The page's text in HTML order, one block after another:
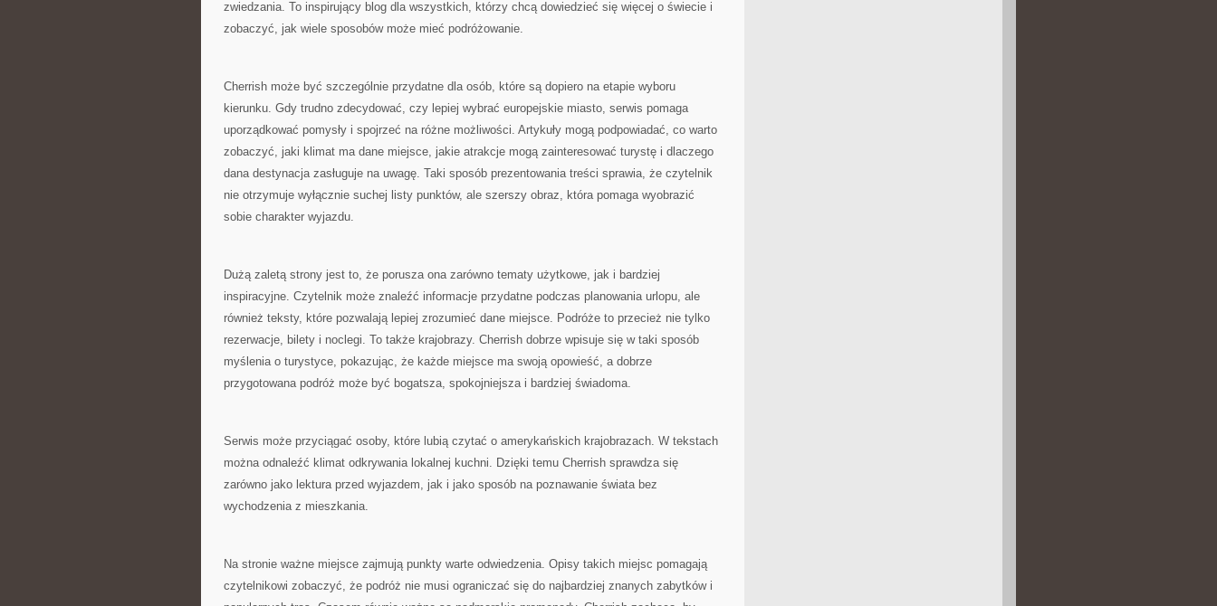
zwiedzania. To inspirujący blog dla wszystkich, którzy chcą dowiedzieć się więcej o świecie i
zobaczyć, jak wiele sposobów może mieć podróżowanie.
Cherrish może być szczególnie przydatne dla osób, które są dopiero na etapie wyboru
kierunku. Gdy trudno zdecydować, czy lepiej wybrać europejskie miasto, serwis pomaga
uporządkować pomysły i spojrzeć na różne możliwości. Artykuły mogą podpowiadać, co warto
zobaczyć, jaki klimat ma dane miejsce, jakie atrakcje mogą zainteresować turystę i dlaczego
dana destynacja zasługuje na uwagę. Taki sposób prezentowania treści sprawia, że czytelnik
nie otrzymuje wyłącznie suchej listy punktów, ale szerszy obraz, która pomaga wyobrazić
sobie charakter wyjazdu.
Dużą zaletą strony jest to, że porusza ona zarówno tematy użytkowe, jak i bardziej
inspiracyjne. Czytelnik może znaleźć informacje przydatne podczas planowania urlopu, ale
również teksty, które pozwalają lepiej zrozumieć dane miejsce. Podróże to przecież nie tylko
rezerwacje, bilety i noclegi. To także krajobrazy. Cherrish dobrze wpisuje się w taki sposób
myślenia o turystyce, pokazując, że każde miejsce ma swoją opowieść, a dobrze
przygotowana podróż może być bogatsza, spokojniejsza i bardziej świadoma.
Serwis może przyciągać osoby, które lubią czytać o amerykańskich krajobrazach. W tekstach
można odnaleźć klimat odkrywania lokalnej kuchni. Dzięki temu Cherrish sprawdza się
zarówno jako lektura przed wyjazdem, jak i jako sposób na poznawanie świata bez
wychodzenia z mieszkania.
Na stronie ważne miejsce zajmują punkty warte odwiedzenia. Opisy takich miejsc pomagają
czytelnikowi zobaczyć, że podróż nie musi ograniczać się do najbardziej znanych zabytków i